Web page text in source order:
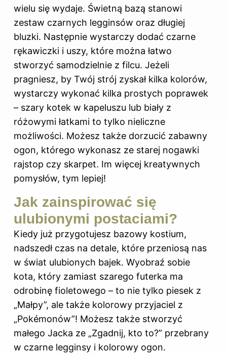
wielu się wydaje. Świetną bazą stanowi
zestaw czarnych legginsów oraz długiej
bluzki. Następnie wystarczy dodać czarne
rękawiczki i uszy, które można łatwo
stworzyć samodzielnie z filcu. Jeżeli
pragniesz, by Twój strój zyskał kilka kolorów,
wystarczy wykonać kilka prostych poprawek
– szary kotek w kapeluszu lub biały z
różowymi łatkami to tylko nieliczne
możliwości. Możesz także dorzucić zabawny
ogon, którego wykonasz ze starej nogawki
rajstop czy skarpet. Im więcej kreatywnych
pomysłów, tym lepiej!
Jak zainspirować się
ulubionymi postaciami?
Kiedy już przygotujesz bazowy kostium,
nadszedł czas na detale, które przeniosą nas
w świat ulubionych bajek. Wyobraź sobie
kota, który zamiast szarego futerka ma
odrobinę fioletowego – to nie tylko piesek z
„Małpy”, ale także kolorowy przyjaciel z
„Pokémonów”! Możesz także stworzyć
małego Jacka ze „Zgadnij, kto to?” przebrany
w czarne legginsy i kolorowy ogon.